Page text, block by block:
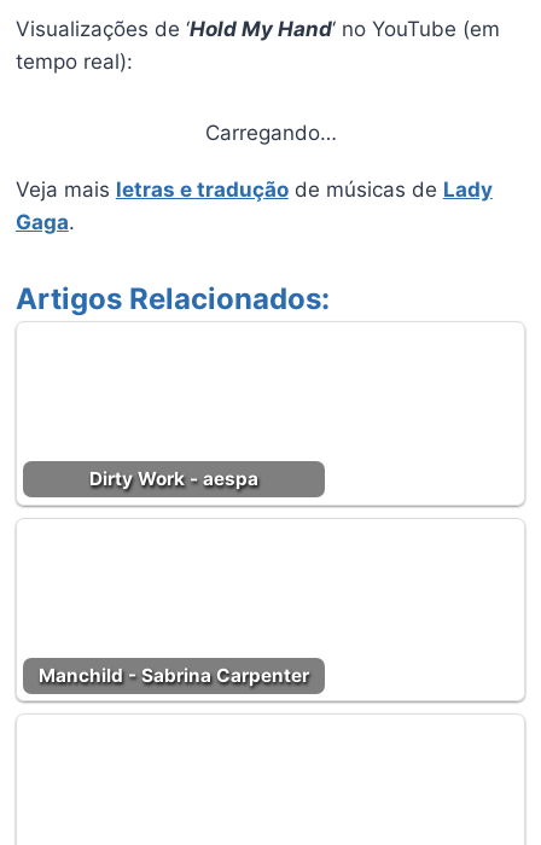
Visualizações de ‘Hold My Hand‘ no YouTube (em
tempo real):
Carregando…
Veja mais letras e traduçãode músicas de Lady
Gaga.
Artigos Relacionados:
Dirty Work - aespa
Manchild - Sabrina Carpenter